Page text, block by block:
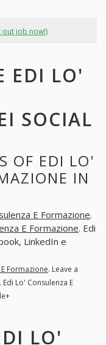
out job now!)
EDI LO'
SOCIAL
OF EDI LO'
IN
E Formazione.
E Formazione. Edi
LinkedIn e
Formazione. Leave a
. Edi Lo' Consulenza E
LO'